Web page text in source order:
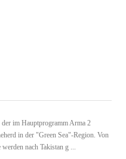
im Hauptprogramm Arma 2
in der "Green Sea"-Region. Von
nach Takistan g ...